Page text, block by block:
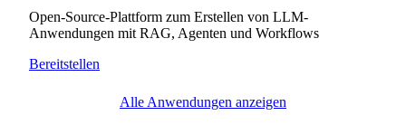
Open-Source-Plattform zum Erstellen von LLM-
Anwendungen mit RAG, Agenten und Workflows
Bereitstellen
Alle Anwendungen anzeigen